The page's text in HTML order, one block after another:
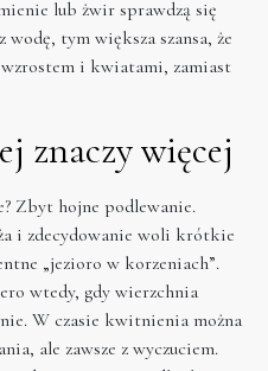
lub żwir sprawdzą się
tym większa szansa, że
i kwiatami, zamiast
znaczy więcej
Zbyt hojne podlewanie.
i zdecydowanie woli krótkie
„jezioro w korzeniach”.
wtedy, gdy wierzchnia
W czasie kwitnienia można
ale zawsze z wyczuciem.